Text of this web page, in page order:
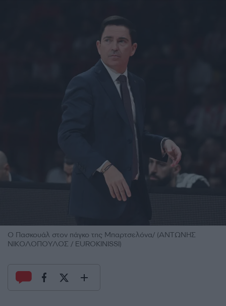
Ο Πασκουάλ στον πάγκο της Μπαρτσελόνα/ (ΑΝΤΩΝΗΣ
ΝΙΚΟΛΟΠΟΥΛΟΣ / EUROKINISSI)